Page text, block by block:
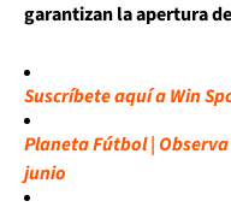
garantizan la apertura
Suscríbete aquí a Win
Planeta Fútbol |
junio